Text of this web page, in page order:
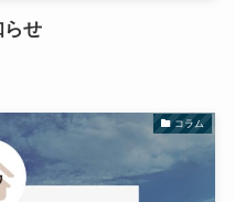
らせ
コラム